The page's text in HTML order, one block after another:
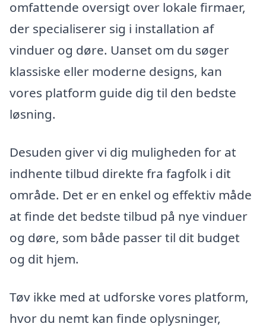
omfattende oversigt over lokale firmaer,
der specialiserer sig i installation af
vinduer og døre. Uanset om du søger
klassiske eller moderne designs, kan
vores platform guide dig til den bedste
løsning.
Desuden giver vi dig muligheden for at
indhente tilbud direkte fra fagfolk i dit
område. Det er en enkel og effektiv måde
at finde det bedste tilbud på nye vinduer
og døre, som både passer til dit budget
og dit hjem.
Tøv ikke med at udforske vores platform,
hvor du nemt kan finde oplysninger,